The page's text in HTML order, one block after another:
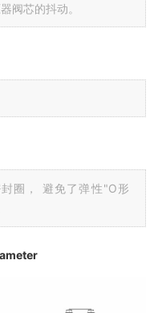
阀芯的抖动。
圈， 避免了弹性"O形